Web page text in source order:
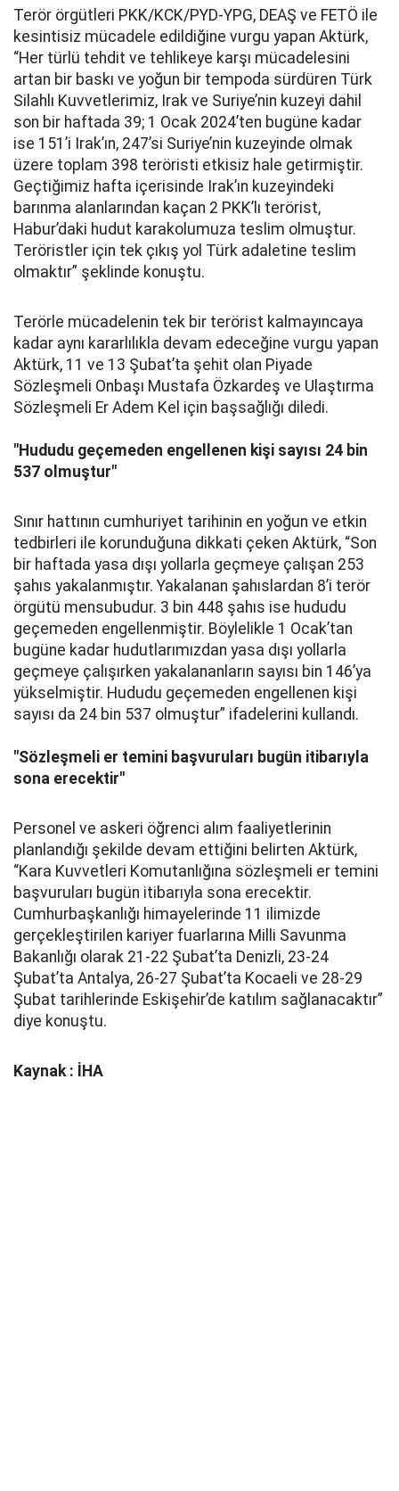
Terör örgütleri PKK/KCK/PYD-YPG, DEAŞ ve FETÖ ile
kesintisiz mücadele edildiğine vurgu yapan Aktürk,
“Her türlü tehdit ve tehlikeye karşı mücadelesini
artan bir baskı ve yoğun bir tempoda sürdüren Türk
Silahlı Kuvvetlerimiz, Irak ve Suriye’nin kuzeyi dahil
son bir haftada 39; 1 Ocak 2024’ten bugüne kadar
ise 151’i Irak’ın, 247’si Suriye’nin kuzeyinde olmak
üzere toplam 398 teröristi etkisiz hale getirmiştir.
Geçtiğimiz hafta içerisinde Irak’ın kuzeyindeki
barınma alanlarından kaçan 2 PKK’lı terörist,
Habur’daki hudut karakolumuza teslim olmuştur.
Teröristler için tek çıkış yol Türk adaletine teslim
olmaktır” şeklinde konuştu.
Terörle mücadelenin tek bir terörist kalmayıncaya
kadar aynı kararlılıkla devam edeceğine vurgu yapan
Aktürk, 11 ve 13 Şubat’ta şehit olan Piyade
Sözleşmeli Onbaşı Mustafa Özkardeş ve Ulaştırma
Sözleşmeli Er Adem Kel için başsağlığı diledi.
"Hududu geçemeden engellenen kişi sayısı 24 bin
537 olmuştur"
Sınır hattının cumhuriyet tarihinin en yoğun ve etkin
tedbirleri ile korunduğuna dikkati çeken Aktürk, “Son
bir haftada yasa dışı yollarla geçmeye çalışan 253
şahıs yakalanmıştır. Yakalanan şahıslardan 8’i terör
örgütü mensubudur. 3 bin 448 şahıs ise hududu
geçemeden engellenmiştir. Böylelikle 1 Ocak’tan
bugüne kadar hudutlarımızdan yasa dışı yollarla
geçmeye çalışırken yakalananların sayısı bin 146’ya
yükselmiştir. Hududu geçemeden engellenen kişi
sayısı da 24 bin 537 olmuştur” ifadelerini kullandı.
"Sözleşmeli er temini başvuruları bugün itibarıyla
sona erecektir"
Personel ve askeri öğrenci alım faaliyetlerinin
planlandığı şekilde devam ettiğini belirten Aktürk,
“Kara Kuvvetleri Komutanlığına sözleşmeli er temini
başvuruları bugün itibarıyla sona erecektir.
Cumhurbaşkanlığı himayelerinde 11 ilimizde
gerçekleştirilen kariyer fuarlarına Milli Savunma
Bakanlığı olarak 21-22 Şubat’ta Denizli, 23-24
Şubat’ta Antalya, 26-27 Şubat’ta Kocaeli ve 28-29
Şubat tarihlerinde Eskişehir’de katılım sağlanacaktır”
diye konuştu.
Kaynak : İHA